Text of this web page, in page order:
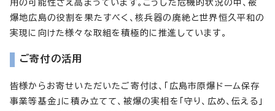
用の可能性さえ高まっています。こうした危機的状況の中、被
爆地広島の役割を果たすべく、核兵器の廃絶と世界恒久平和の
実現に向けた様々な取組を積極的に推進しています。
ご寄付の活用
皆様からお寄せいただいたご寄付は、「広島市原爆ドーム保存
事業等基金」に積み立てて、被爆の実相を「守り、広め、伝える」